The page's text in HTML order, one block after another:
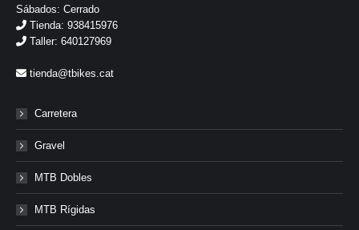
Sábados: Cerrado
Tienda: 938415976
Taller: 640127969
tienda@tbikes.cat
Carretera
Gravel
MTB Dobles
MTB Rígidas